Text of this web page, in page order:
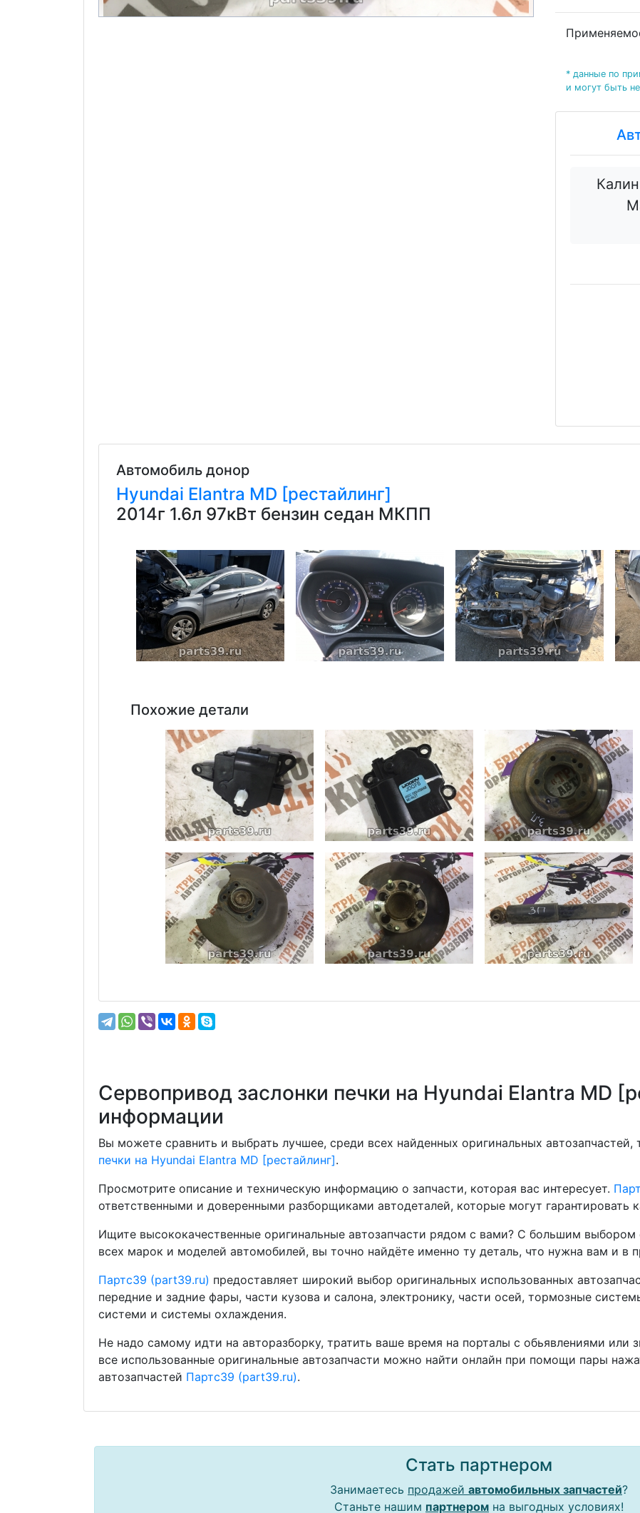
* данные по
и могут быть
Автомобиль донор
Hyundai Elantra MD [рестайлинг]
2014г 1.6л 97кВт бензин седан МКПП
Похожие детали
Сервопривод заслонки печки на Hyundai Elantra MD
информации
Вы можете сравнить и выбрать лучшее, среди всех найденных оригинальных автозапчастей,
печки на Hyundai Elantra MD [рестайлинг].
Просмотрите описание и техническую информацию о запчасти, которая вас интересует.
ответственными и доверенными разборщиками автодеталей, которые могут гарантировать
Ищите высококачественные оригинальные автозапчасти рядом с вами? С большим выбором
всех марок и моделей автомобилей, вы точно найдёте именно ту деталь, что нужна вам и в
Партс39 (part39.ru) предоставляет широкий выбор оригинальных использованных
передние и задние фары, части кузова и салона, электронику, части осей, тормозные
системи и системы охлаждения.
Не надо самому идти на авторазборку, тратить ваше время на порталы с обьявлениями или
все использованные оригинальные автозапчасти можно найти онлайн при помощи пары
автозапчастей Партс39 (part39.ru).
Стать партнером
Занимаетесь продажей автомобильных запчастей?
Станьте нашим партнером на выгодных условиях!